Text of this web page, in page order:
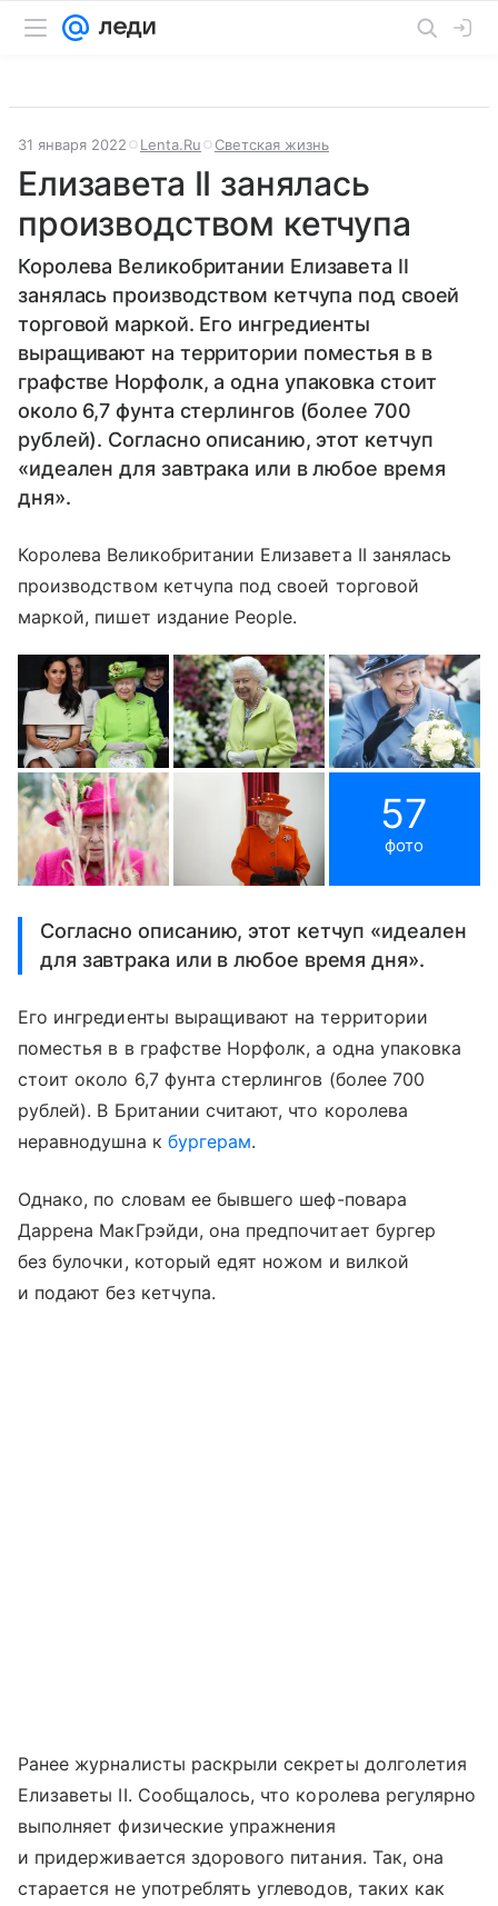
31 января 2022 Lenta.Ru Светская жизнь
Елизавета II занялась
производством кетчупа
Королева Великобритании Елизавета II
занялась производством кетчупа под своей
торговой маркой. Его ингредиенты
выращивают на территории поместья в в
графстве Норфолк, а одна упаковка стоит
около 6,7 фунта стерлингов (более 700
рублей). Согласно описанию, этот кетчуп
«идеален для завтрака или в любое время
дня».
Королева Великобритании Елизавета II занялась
производством кетчупа под своей торговой
маркой, пишет издание People.
57
фото
Согласно описанию, этот кетчуп «идеален
для завтрака или в любое время дня».
Его ингредиенты выращивают на территории
поместья в в графстве Норфолк, а одна упаковка
стоит около 6,7 фунта стерлингов (более 700
рублей). В Британии считают, что королева
неравнодушна к бургерам.
Однако, по словам ее бывшего шеф-повара
Даррена МакГрэйди, она предпочитает бургер
без булочки, который едят ножом и вилкой
и подают без кетчупа.
Ранее журналисты раскрыли секреты долголетия
Елизаветы II. Сообщалось, что королева регулярно
выполняет физические упражнения
и придерживается здорового питания. Так, она
старается не употреблять углеводов, таких как